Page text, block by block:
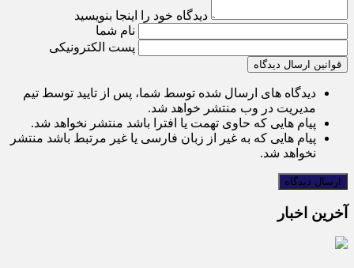
دیدگاه خود را اینجا بنویسید
نام شما
پست الکترونیکی
قوانین ارسال دیدگاه
دیدگاه های ارسال شده توسط شما، پس از تایید توسط تیم
مدیریت در وب منتشر خواهد شد.
پیام هایی که حاوی تهمت یا افترا باشد منتشر نخواهد شد.
پیام هایی که به غیر از زبان فارسی یا غیر مرتبط باشد منتشر
نخواهد شد.
آخرین اخبار